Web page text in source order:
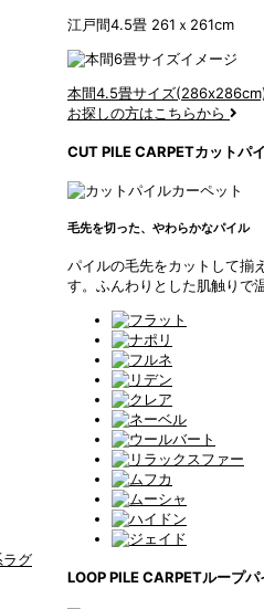
ラグ
江戸間4.5畳 261ｘ261cm
本間4.5畳サイズ
お探しの方はこちらから
CUT PILE CARPETカットパ
毛先を切った、やわらかなパイル
パイルの毛先をカットして揃
す。ふんわりとした肌触りで
LOOP PILE CARPETループパ